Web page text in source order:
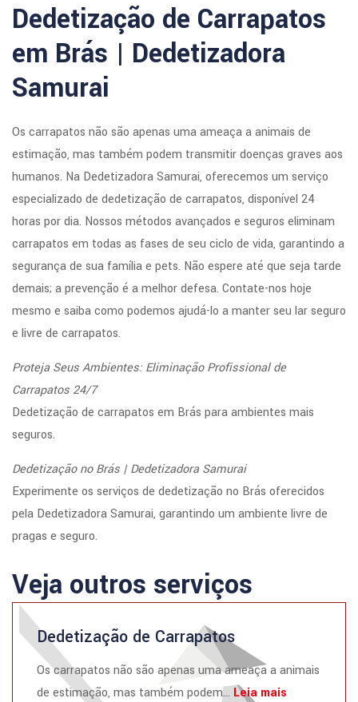
Dedetização de Carrapatos
em Brás | Dedetizadora
Samurai
Os carrapatos não são apenas uma ameaça a animais de
estimação, mas também podem transmitir doenças graves aos
humanos. Na Dedetizadora Samurai, oferecemos um serviço
especializado de dedetização de carrapatos, disponível 24
horas por dia. Nossos métodos avançados e seguros eliminam
carrapatos em todas as fases de seu ciclo de vida, garantindo a
segurança de sua família e pets. Não espere até que seja tarde
demais; a prevenção é a melhor defesa. Contate-nos hoje
mesmo e saiba como podemos ajudá-lo a manter seu lar seguro
e livre de carrapatos.
Proteja Seus Ambientes: Eliminação Profissional de
Carrapatos 24/7
Dedetização de carrapatos em Brás para ambientes mais
seguros.
Dedetização no Brás | Dedetizadora Samurai
Experimente os serviços de dedetização no Brás oferecidos
pela Dedetizadora Samurai, garantindo um ambiente livre de
pragas e seguro.
Veja outros serviços
Dedetização de Carrapatos
Os carrapatos não são apenas uma ameaça a animais
de estimação, mas também podem... Leia mais